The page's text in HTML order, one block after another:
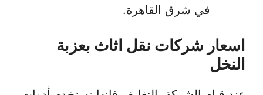
في شرق القاهرة.
اسعار شركات نقل اثاث بعزبة
النخل